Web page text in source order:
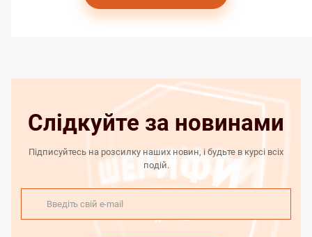
Слідкуйте за новинами
Підписуйтесь на розсилку наших новин, і будьте в курсі всіх
подій.